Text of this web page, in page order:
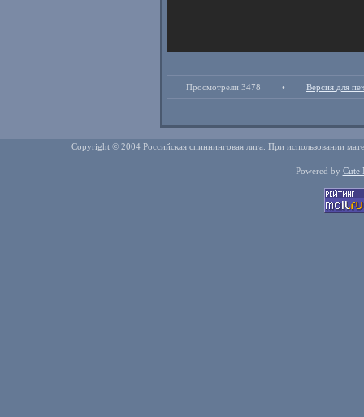
Просмотрели 3478 • Версия для
Copyright © 2004 Российская спиннинговая лига. При использовании
Powered by Cute